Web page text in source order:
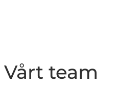
Vårt team